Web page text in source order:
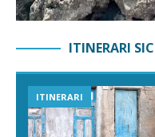
ITINERARI
ITINERARI